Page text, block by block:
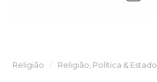
Religião Religião, Política & Estado